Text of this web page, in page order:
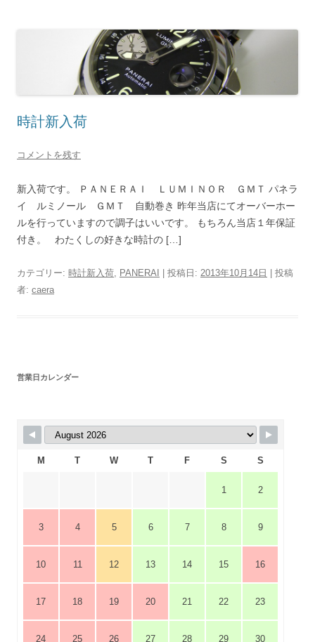
時計新入荷
コメントを残す
新入荷です。 ＰＡＮＥＲＡＩ ＬＵＭＩＮＯＲ ＧＭＴ パネラ
イ ルミノール ＧＭＴ 自動巻き 昨年当店にてオーバーホー
ルを行っていますので調子はいいです。 もちろん当店１年保証
付き。 わたくしの好きな時計の […]
カテゴリー: 時計新入荷, PANERAI | 投稿日: 2013年10月14日
投稿
者: caera
営業日カレンダー
M T W T F S S
1 2
3 4 5 6 7 8 9
10 11 12 13 14 15 16
17 18 19 20 21 22 23
24 25 26 27 28 29 30